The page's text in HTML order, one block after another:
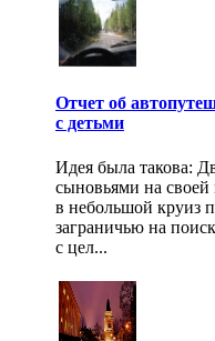
Отчет об
с детьми
Идея была такова:
сыновьями на
в небольшой круиз
заграничью на
с цел...